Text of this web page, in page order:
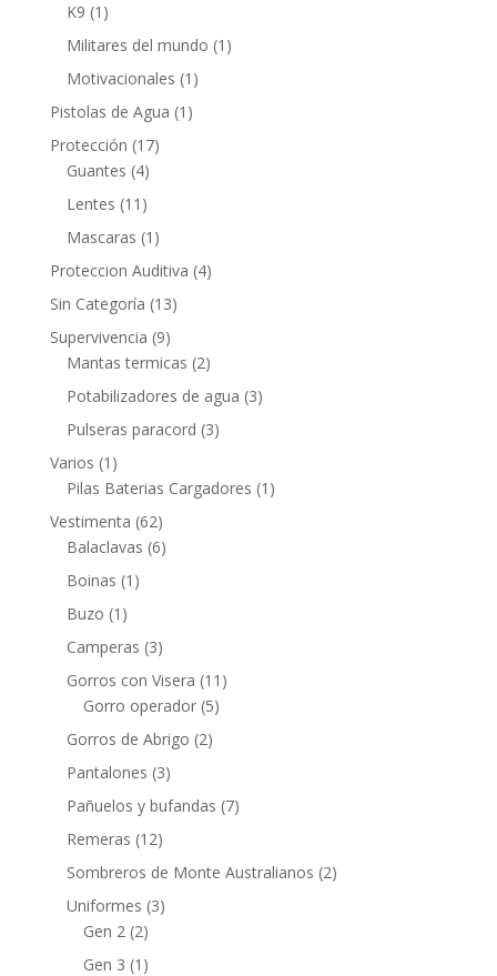
K9 (1)
Militares del mundo (1)
Motivacionales (1)
Pistolas de Agua (1)
Protección (17)
Guantes (4)
Lentes (11)
Mascaras (1)
Proteccion Auditiva (4)
Sin Categoría (13)
Supervivencia (9)
Mantas termicas (2)
Potabilizadores de agua (3)
Pulseras paracord (3)
Varios (1)
Pilas Baterias Cargadores (1)
Vestimenta (62)
Balaclavas (6)
Boinas (1)
Buzo (1)
Camperas (3)
Gorros con Visera (11)
Gorro operador (5)
Gorros de Abrigo (2)
Pantalones (3)
Pañuelos y bufandas (7)
Remeras (12)
Sombreros de Monte Australianos (2)
Uniformes (3)
Gen 2 (2)
Gen 3 (1)